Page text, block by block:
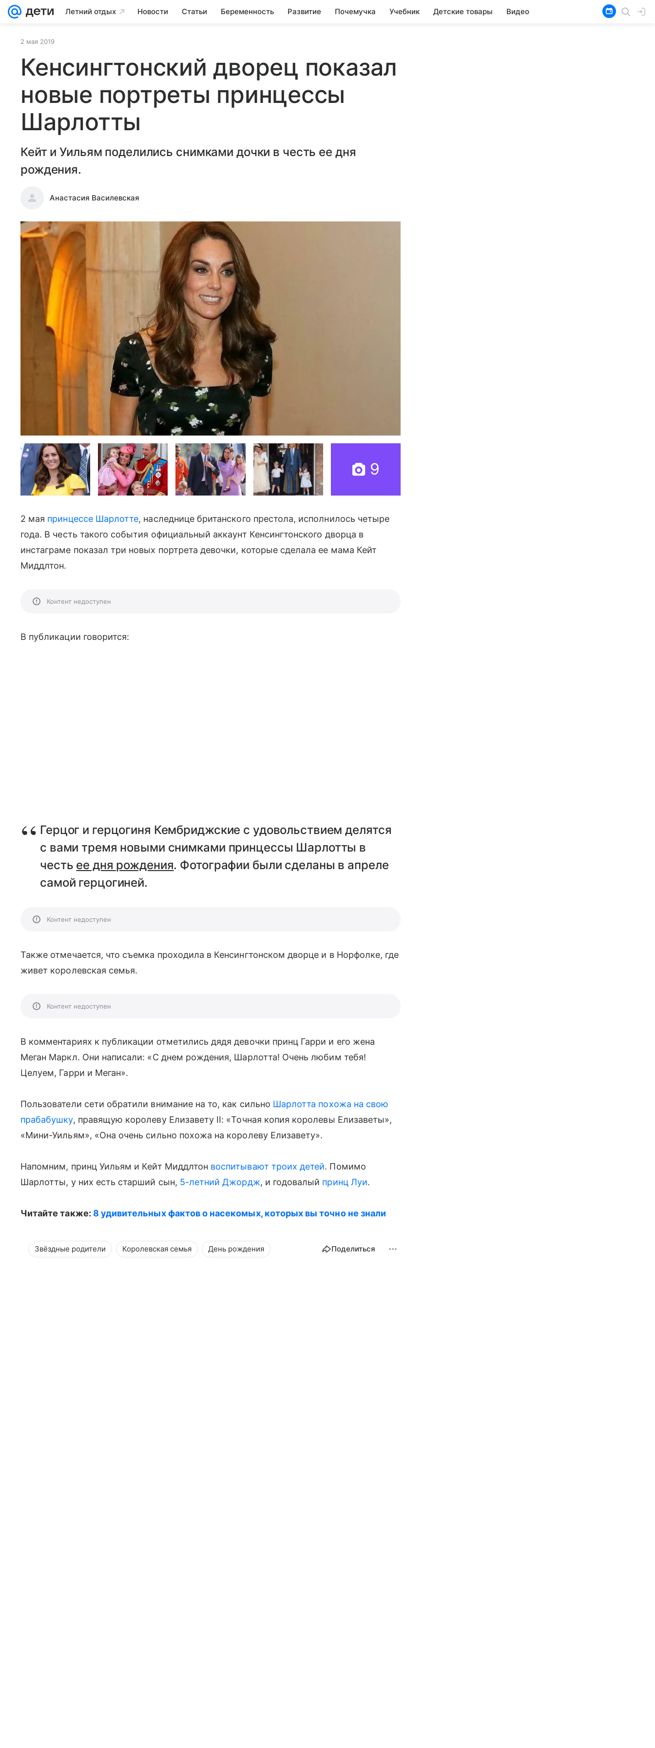
Летний отдых Новости Статьи Беременность Развитие Почемучка Учебник Детские товары Видео
2 мая 2019
Кенсингтонский дворец показал
новые портреты принцессы
Шарлотты
Кейт и Уильям поделились снимками дочки в честь ее дня
рождения.
Анастасия Василевская
9
2 мая принцессе Шарлотте, наследнице британского престола, исполнилось четыре
года. В честь такого события официальный аккаунт Кенсингтонского дворца в
инстаграме показал три новых портрета девочки, которые сделала ее мама Кейт
Миддлтон.
Контент недоступен
В публикации говорится:
Герцог и герцогиня Кембриджские с удовольствием делятся
с вами тремя новыми снимками принцессы Шарлотты в
честь ее дня рождения. Фотографии были сделаны в апреле
самой герцогиней.
Контент недоступен
Также отмечается, что съемка проходила в Кенсингтонском дворце и в Норфолке, где
живет королевская семья.
Контент недоступен
В комментариях к публикации отметились дядя девочки принц Гарри и его жена
Меган Маркл. Они написали: «С днем рождения, Шарлотта! Очень любим тебя!
Целуем, Гарри и Меган».
Пользователи сети обратили внимание на то, как сильно Шарлотта похожа на свою
прабабушку, правящую королеву Елизавету II: «Точная копия королевы Елизаветы»,
«Мини-Уильям», «Она очень сильно похожа на королеву Елизавету».
Напомним, принц Уильям и Кейт Миддлтон воспитывают троих детей. Помимо
Шарлотты, у них есть старший сын, 5-летний Джордж, и годовалый принц Луи.
Читайте также: 8 удивительных фактов о насекомых, которых вы точно не знали
Звёздные родители Королевская семья День рождения Поделиться